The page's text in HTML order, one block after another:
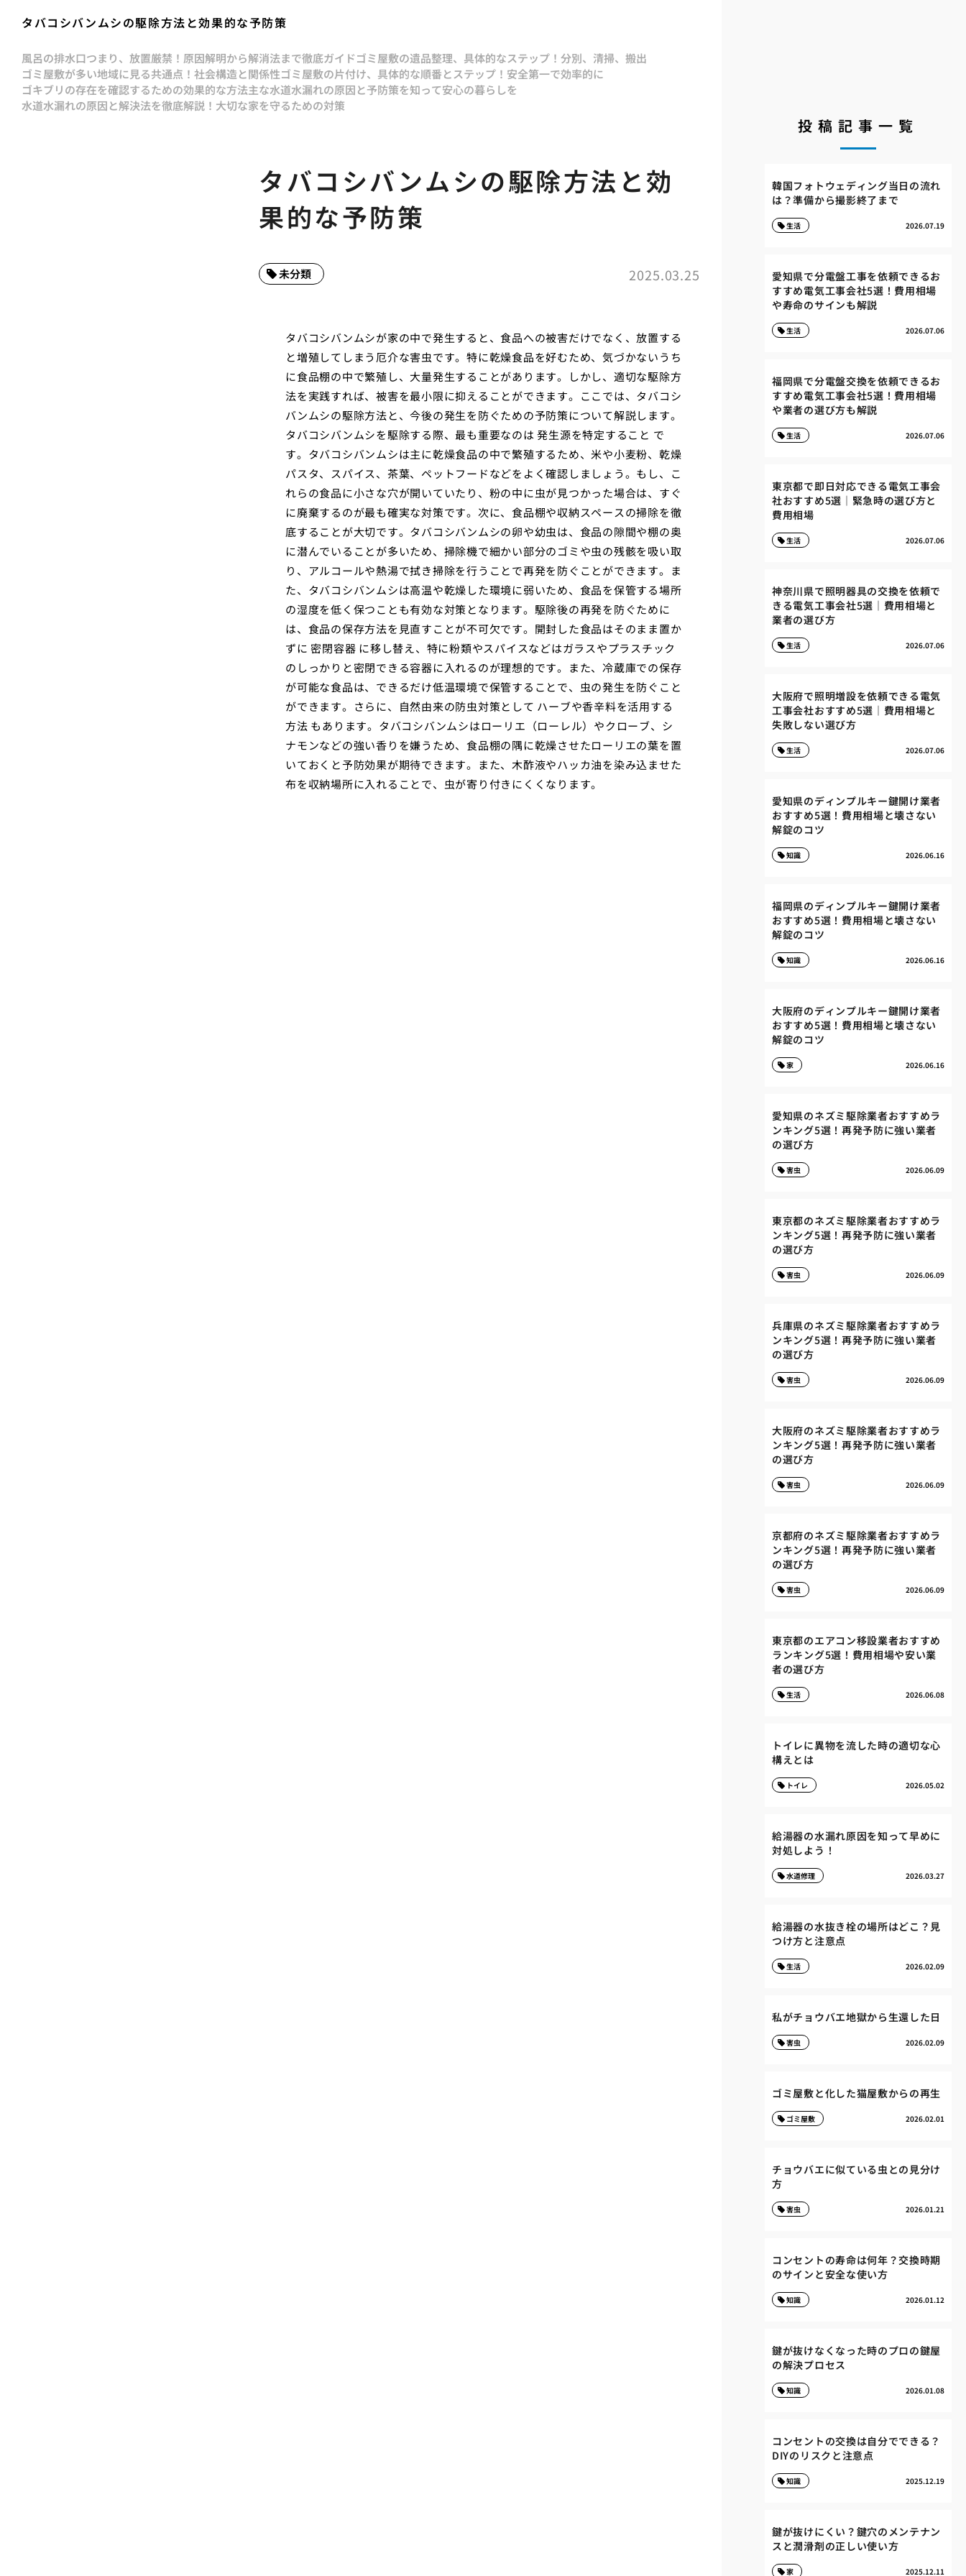
タバコシバンムシの駆除方法と効果的な予防策
風呂の排水口つまり、放置厳禁！原因解明から解消法まで徹底ガイドゴミ屋敷の遺品整理、具体的なステップ！分別、清掃、搬出
ゴミ屋敷が多い地域に見る共通点！社会構造と関係性ゴミ屋敷の片付け、具体的な順番とステップ！安全第一で効率的に
ゴキブリの存在を確認するための効果的な方法主な水道水漏れの原因と予防策を知って安心の暮らしを
水道水漏れの原因と解決法を徹底解説！大切な家を守るための対策
タバコシバンムシの駆除方法と効
果的な予防策
2025.03.25
未分類
タバコシバンムシが家の中で発生すると、食品への被害だけでなく、放置する
と増殖してしまう厄介な害虫です。特に乾燥食品を好むため、気づかないうち
に食品棚の中で繁殖し、大量発生することがあります。しかし、適切な駆除方
法を実践すれば、被害を最小限に抑えることができます。ここでは、タバコシ
バンムシの駆除方法と、今後の発生を防ぐための予防策について解説します。
タバコシバンムシを駆除する際、最も重要なのは 発生源を特定すること で
す。タバコシバンムシは主に乾燥食品の中で繁殖するため、米や小麦粉、乾燥
パスタ、スパイス、茶葉、ペットフードなどをよく確認しましょう。もし、こ
れらの食品に小さな穴が開いていたり、粉の中に虫が見つかった場合は、すぐ
に廃棄するのが最も確実な対策です。次に、食品棚や収納スペースの掃除を徹
底することが大切です。タバコシバンムシの卵や幼虫は、食品の隙間や棚の奥
に潜んでいることが多いため、掃除機で細かい部分のゴミや虫の残骸を吸い取
り、アルコールや熱湯で拭き掃除を行うことで再発を防ぐことができます。ま
た、タバコシバンムシは高温や乾燥した環境に弱いため、食品を保管する場所
の湿度を低く保つことも有効な対策となります。駆除後の再発を防ぐために
は、食品の保存方法を見直すことが不可欠です。開封した食品はそのまま置か
ずに 密閉容器 に移し替え、特に粉類やスパイスなどはガラスやプラスチック
のしっかりと密閉できる容器に入れるのが理想的です。また、冷蔵庫での保存
が可能な食品は、できるだけ低温環境で保管することで、虫の発生を防ぐこと
ができます。さらに、自然由来の防虫対策として ハーブや香辛料を活用する
方法 もあります。タバコシバンムシはローリエ（ローレル）やクローブ、シ
ナモンなどの強い香りを嫌うため、食品棚の隅に乾燥させたローリエの葉を置
いておくと予防効果が期待できます。また、木酢液やハッカ油を染み込ませた
布を収納場所に入れることで、虫が寄り付きにくくなります。
投稿記事一覧
韓国フォトウェディング当日の流れ
は？準備から撮影終了まで
2026.07.19
生活
愛知県で分電盤工事を依頼できるお
すすめ電気工事会社5選！費用相場
や寿命のサインも解説
2026.07.06
生活
福岡県で分電盤交換を依頼できるお
すすめ電気工事会社5選！費用相場
や業者の選び方も解説
2026.07.06
生活
東京都で即日対応できる電気工事会
社おすすめ5選｜緊急時の選び方と
費用相場
2026.07.06
生活
神奈川県で照明器具の交換を依頼で
きる電気工事会社5選｜費用相場と
業者の選び方
2026.07.06
生活
大阪府で照明増設を依頼できる電気
工事会社おすすめ5選｜費用相場と
失敗しない選び方
2026.07.06
生活
愛知県のディンプルキー鍵開け業者
おすすめ5選！費用相場と壊さない
解錠のコツ
2026.06.16
知識
福岡県のディンプルキー鍵開け業者
おすすめ5選！費用相場と壊さない
解錠のコツ
2026.06.16
知識
大阪府のディンプルキー鍵開け業者
おすすめ5選！費用相場と壊さない
解錠のコツ
2026.06.16
家
愛知県のネズミ駆除業者おすすめラ
ンキング5選！再発予防に強い業者
の選び方
2026.06.09
害虫
東京都のネズミ駆除業者おすすめラ
ンキング5選！再発予防に強い業者
の選び方
2026.06.09
害虫
兵庫県のネズミ駆除業者おすすめラ
ンキング5選！再発予防に強い業者
の選び方
2026.06.09
害虫
大阪府のネズミ駆除業者おすすめラ
ンキング5選！再発予防に強い業者
の選び方
2026.06.09
害虫
京都府のネズミ駆除業者おすすめラ
ンキング5選！再発予防に強い業者
の選び方
2026.06.09
害虫
東京都のエアコン移設業者おすすめ
ランキング5選！費用相場や安い業
者の選び方
2026.06.08
生活
トイレに異物を流した時の適切な心
構えとは
2026.05.02
トイレ
給湯器の水漏れ原因を知って早めに
対処しよう！
2026.03.27
水道修理
給湯器の水抜き栓の場所はどこ？見
つけ方と注意点
2026.02.09
生活
私がチョウバエ地獄から生還した日
2026.02.09
害虫
ゴミ屋敷と化した猫屋敷からの再生
2026.02.01
ゴミ屋敷
チョウバエに似ている虫との見分け
方
2026.01.21
害虫
コンセントの寿命は何年？交換時期
のサインと安全な使い方
2026.01.12
知識
鍵が抜けなくなった時のプロの鍵屋
の解決プロセス
2026.01.08
知識
コンセントの交換は自分でできる？
DIYのリスクと注意点
2025.12.19
知識
鍵が抜けにくい？鍵穴のメンテナン
スと潤滑剤の正しい使い方
2025.12.11
家